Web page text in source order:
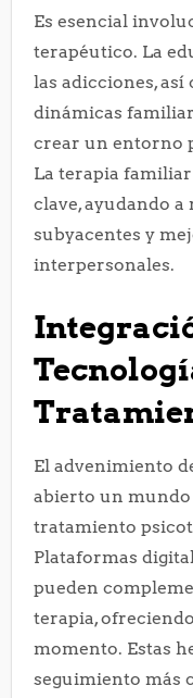
Es esencial
terapéutico. La
las adicciones,
dinámicas
crear un entorno
La terapia
clave, ayudando
subyacentes y
interpersonales.
El advenimiento
abierto un mundo
tratamiento
Plataformas
pueden
terapia,
momento. Estas
seguimiento más